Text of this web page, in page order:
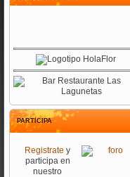
PARTICIPA
Registrate y
participa en
nuestro